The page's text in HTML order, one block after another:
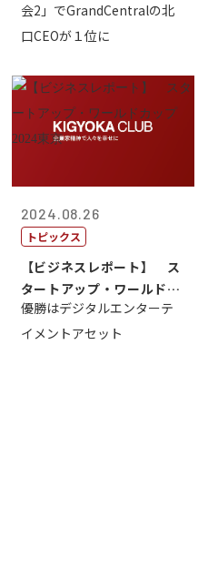
会2」でGrandCentralの北
口CEOが１位に
2024.08.26
トピックス
【ビジネスレポート】 ス
タートアップ・ワールドカ
ップ2024...
優勝はデジタルエンターテ
イメントアセット